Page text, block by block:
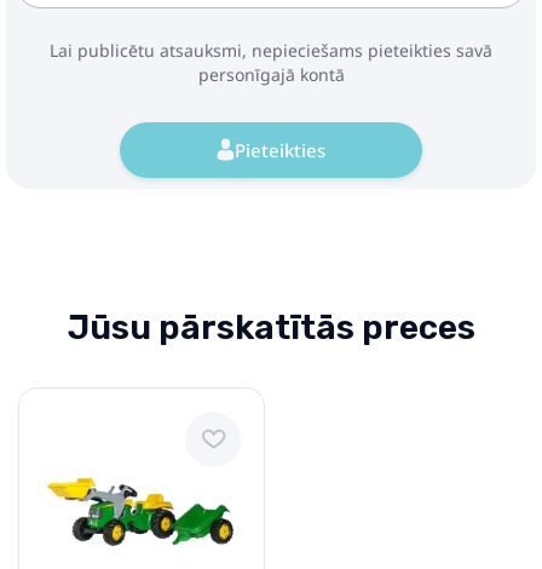
Lai publicētu atsauksmi, nepieciešams pieteikties savā
personīgajā kontā
Pieteikties
Jūsu pārskatītās preces